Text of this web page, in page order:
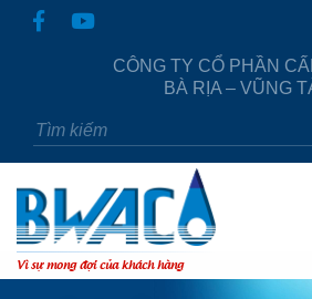
CÔNG TY CỔ PHẦN
BÀ RỊA – VŨNG
Vì sự mong đợi của khách hàng